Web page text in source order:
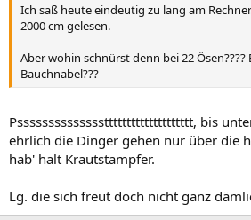
Ich saß heute eindeutig zu lang am
2000 cm gelesen.
Aber wohin schnürst denn bei 22 Ösen????
Bauchnabel???
Psssssssssssssstttttttttttttttttttt, bis
ehrlich die Dinger gehen nur über die
hab' halt Krautstampfer.
Lg. die sich freut doch nicht ganz